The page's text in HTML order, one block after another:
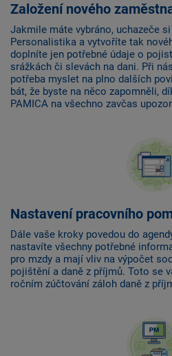
Založení nového
Jakmile máte vybráno, uchazeče
Personalistika a vytvoříte tak
doplníte jen potřebné údaje o
srážkách či slevách na dani. Při
potřeba myslet na plno dalších
bát, že byste na něco zapomněli,
PAMICA na všechno zavčas
Nastavení pracovního
Dále vaše kroky povedou do
nastavíte všechny potřebné
pro mzdy a mají vliv na výpočet
pojištění a daně z příjmů. Toto se
ročním zúčtování záloh daně z